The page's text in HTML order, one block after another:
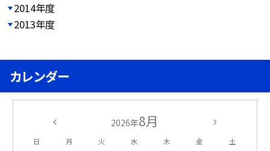
2014年度
2013年度
カレンダー
2026年8月
日 月 火 水 木 金 土